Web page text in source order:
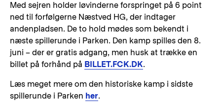
Med sejren holder løvinderne forspringet på 6 point
ned til forfølgerne Næstved HG, der indtager
andenpladsen. De to hold mødes som bekendt i
næste spillerunde i Parken. Den kamp spilles den 8.
juni – der er gratis adgang, men husk at trække en
billet på forhånd på BILLET.FCK.DK.
Læs meget mere om den historiske kamp i sidste
spillerunde i Parken her.